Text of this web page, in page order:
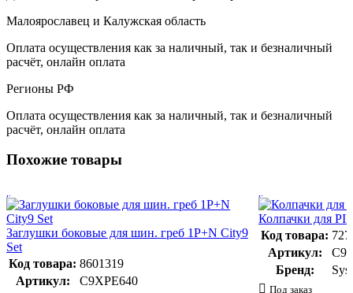
Малоярославец и Калужская область
Оплата осуществления как за наличный, так и безналичный
расчёт, онлайн оплата
Регионы РФ
Оплата осуществления как за наличный, так и безналичный
расчёт, онлайн оплата
Похожие товары
Заглушки боковые для шин. греб 1P+N City9
Set
Код товара: 8601319
Артикул:
C9XPE640
Колпачки для
Код товара:
Артикул:
Бренд:
Под заказ